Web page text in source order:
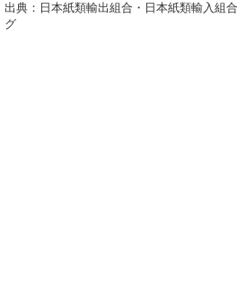
出典：日本紙類輸出組合・日本紙類輸入
グ